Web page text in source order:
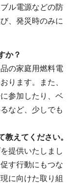
ル電源などの防
、発災時のみに
か？
の家庭用燃料電
ります。また、
参加したり、ベ
など、少しでも
えてください。
提供いたしまし
す行動にもつな
に向けた取り組